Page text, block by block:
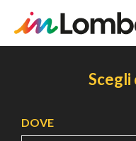
Scegli
DOVE